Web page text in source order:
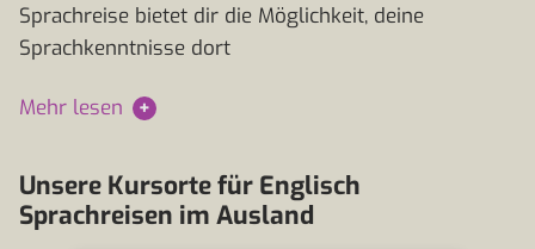
Sprachreise bietet dir die Möglichkeit, deine
Sprachkenntnisse dort
Mehr lesen +
Unsere Kursorte für Englisch
Sprachreisen im Ausland